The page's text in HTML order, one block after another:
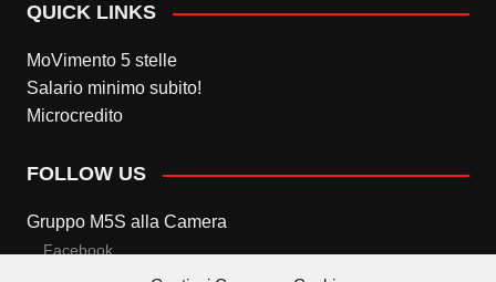
QUICK LINKS
MoVimento 5 stelle
Salario minimo subito!
Microcredito
FOLLOW US
Gruppo M5S alla Camera
Facebook